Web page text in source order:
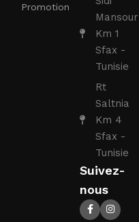
Promotion
Mansour
Km 1
Sfax -
Tunisie
Rt
Saltnia
Km 4
Sfax -
Tunisie
Suivez-
nous